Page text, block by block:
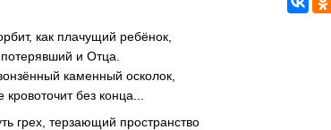
как плачущий ребёнок,
и Отца.
каменный осколок,
без конца...
грех, терзающий пространство